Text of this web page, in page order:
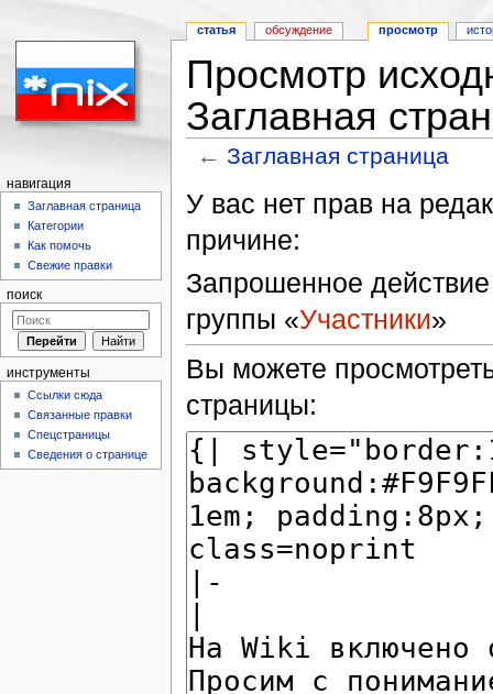
Просмотр
Заглавная
← Заглавная страница
У вас нет прав на
причине:
Запрошенное действие
группы «Участники»
Вы можете
страницы:
статья обсуждение просмотр
навигация
Заглавная страница
Категории
Как помочь
Свежие правки
поиск
инструменты
Ссылки сюда
Связанные правки
Спецстраницы
Сведения о странице